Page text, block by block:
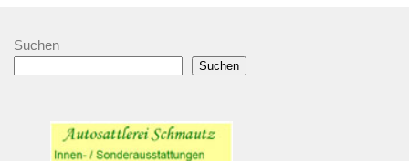
Suchen
Suchen